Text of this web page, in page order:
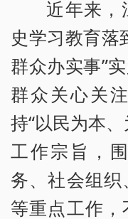
近年来，
史学习教育落
群众办实事”
群众关心关
持“以民为本
工作宗旨，
务、社会组
等重点工作